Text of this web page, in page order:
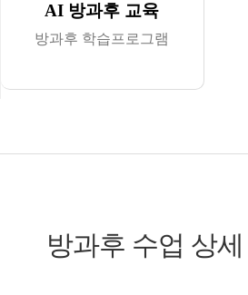
AI 방과후 교육
방과후 학습프로그램
방과후 수업 상